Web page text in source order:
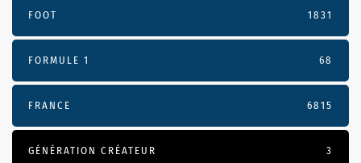
FOOT 1831
FORMULE 1 68
FRANCE 6815
GÉNÉRATION CRÉATEUR 3